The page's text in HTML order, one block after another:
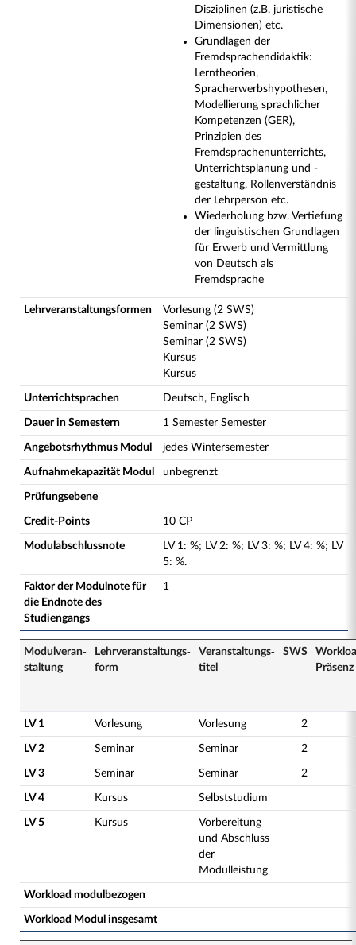
Disziplinen (z.B. juristische
Dimensionen) etc.
Grundlagen der
Fremdsprachendidaktik:
Lerntheorien,
Spracherwerbshypothesen,
Modellierung sprachlicher
Kompetenzen (GER),
Prinzipien des
Fremdsprachenunterrichts,
Unterrichtsplanung und -
gestaltung, Rollenverständnis
der Lehrperson etc.
Wiederholung bzw. Vertiefung
der linguistischen Grundlagen
für Erwerb und Vermittlung
von Deutsch als
Fremdsprache
Lehrveranstaltungsformen
Vorlesung (2 SWS)
Seminar (2 SWS)
Seminar (2 SWS)
Kursus
Kursus
Unterrichtsprachen Deutsch, Englisch
Dauer in Semestern 1 Semester Semester
Angebotsrhythmus Modul jedes Wintersemester
Aufnahmekapazität Modul unbegrenzt
Prüfungsebene
Credit-Points 10 CP
Modulabschlussnote LV 1: %; LV 2: %; LV 3: %; LV 4: %; LV
5: %.
Faktor der Modulnote für
die Endnote des
Studiengangs
1
Modulveran­
staltung
Lehrveranstaltungs­
form
Veranstaltungs­
titel
SWS
Präsenz
LV 1 Vorlesung Vorlesung 2
LV 2 Seminar Seminar 2
LV 3 Seminar Seminar 2
LV 4 Kursus Selbststudium
LV 5 Kursus
Vorbereitung
und Abschluss
der
Modulleistung
Workload modulbezogen
Workload Modul insgesamt